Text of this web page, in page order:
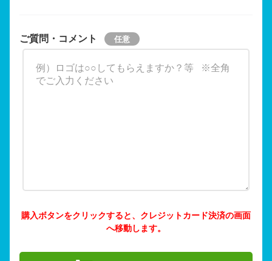
ご質問・コメント
購入ボタンをクリックすると、クレジットカード決済の画面
へ移動します。